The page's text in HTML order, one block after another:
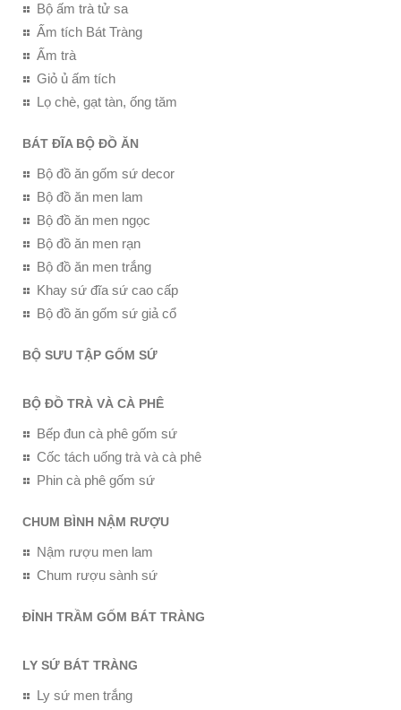
Bộ ấm trà tử sa
Ấm tích Bát Tràng
Ấm trà
Giỏ ủ ấm tích
Lọ chè, gạt tàn, ống tăm
BÁT ĐĨA BỘ ĐỒ ĂN
Bộ đồ ăn gốm sứ decor
Bộ đồ ăn men lam
Bộ đồ ăn men ngọc
Bộ đồ ăn men rạn
Bộ đồ ăn men trắng
Khay sứ đĩa sứ cao cấp
Bộ đồ ăn gốm sứ giả cổ
BỘ SƯU TẬP GỐM SỨ
BỘ ĐỒ TRÀ VÀ CÀ PHÊ
Bếp đun cà phê gốm sứ
Cốc tách uống trà và cà phê
Phin cà phê gốm sứ
CHUM BÌNH NẬM RƯỢU
Nậm rượu men lam
Chum rượu sành sứ
ĐỈNH TRẦM GỐM BÁT TRÀNG
LY SỨ BÁT TRÀNG
Ly sứ men trắng